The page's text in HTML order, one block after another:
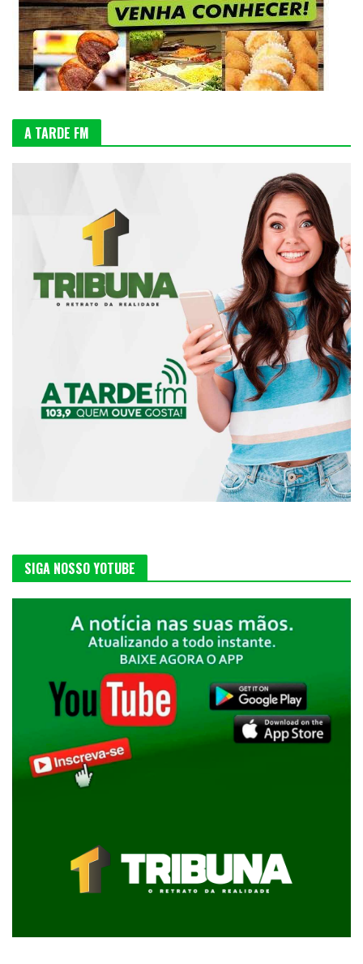
A TARDE FM
SIGA NOSSO YOTUBE